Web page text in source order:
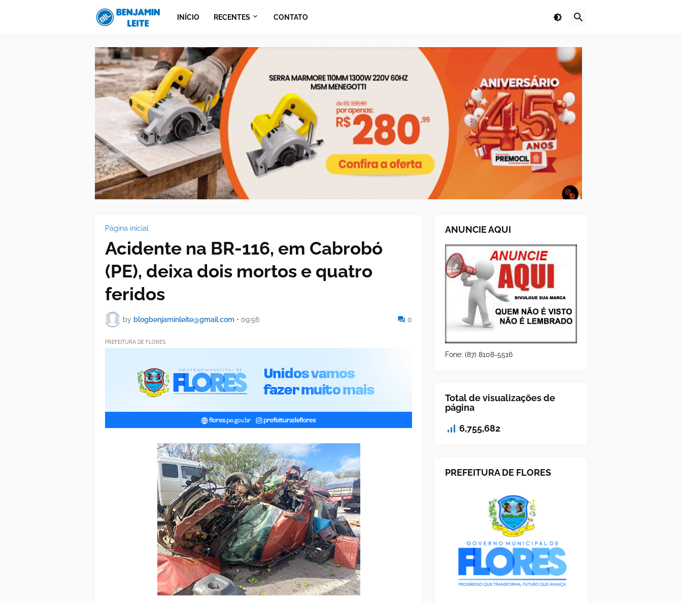
INÍCIO RECENTES CONTATO
Página inicial
Acidente na BR-116, em Cabrobó
(PE), deixa dois mortos e quatro
feridos
by blogbenjaminleite@gmail.com • 09:56 0
PREFEITURA DE FLORES
ANUNCIE AQUI
Fone: (87) 8108-5516
Total de visualizações de
página
6,755,682
PREFEITURA DE FLORES